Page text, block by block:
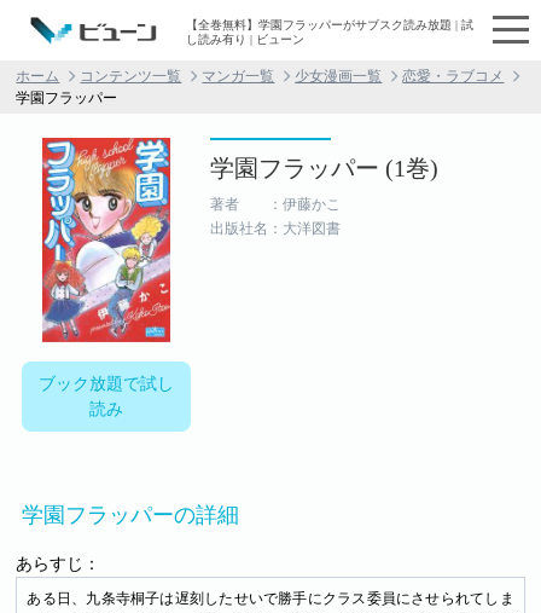
【全巻無料】学園フラッパーがサブスク読み放題 | 試
し読み有り | ビューン
ホーム コンテンツ一覧 マンガ一覧 少女漫画一覧
恋愛・ラブコメ
学園フラッパー
ブック放題で試し
読み
学園フラッパー (1巻)
著者 ：伊藤かこ
出版社名：大洋図書
学園フラッパーの詳細
あらすじ：
ある日、九条寺桐子は遅刻したせいで勝手にクラス委員にさせられてしま